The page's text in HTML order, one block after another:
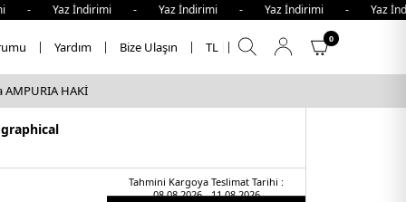
- Yaz İndirimi - Yaz İndirimi - Yaz
Yardım Bize Ulaşın TL
0
AMPURIA HAKİ
Tahmini Kargoya Teslimat Tarihi :
08.08.2026 - 11.08.2026